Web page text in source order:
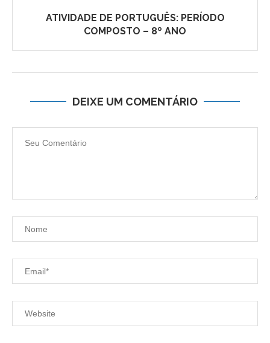
ATIVIDADE DE PORTUGUÊS: PERÍODO
COMPOSTO – 8º ANO
DEIXE UM COMENTÁRIO